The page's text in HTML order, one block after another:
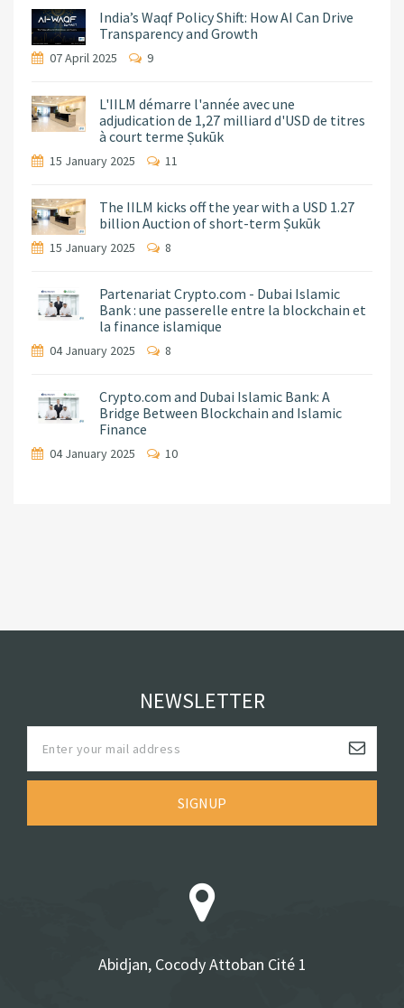
India’s Waqf Policy Shift: How AI Can Drive
Transparency and Growth
07 April 2025 9
L'IILM démarre l'année avec une
adjudication de 1,27 milliard d'USD de titres
à court terme Ṣukūk
15 January 2025 11
The IILM kicks off the year with a USD 1.27
billion Auction of short-term Ṣukūk
15 January 2025 8
Partenariat Crypto.com - Dubai Islamic
Bank : une passerelle entre la blockchain et
la finance islamique
04 January 2025 8
Crypto.com and Dubai Islamic Bank: A
Bridge Between Blockchain and Islamic
Finance
04 January 2025 10
NEWSLETTER
SIGNUP
Abidjan, Cocody Attoban Cité 1